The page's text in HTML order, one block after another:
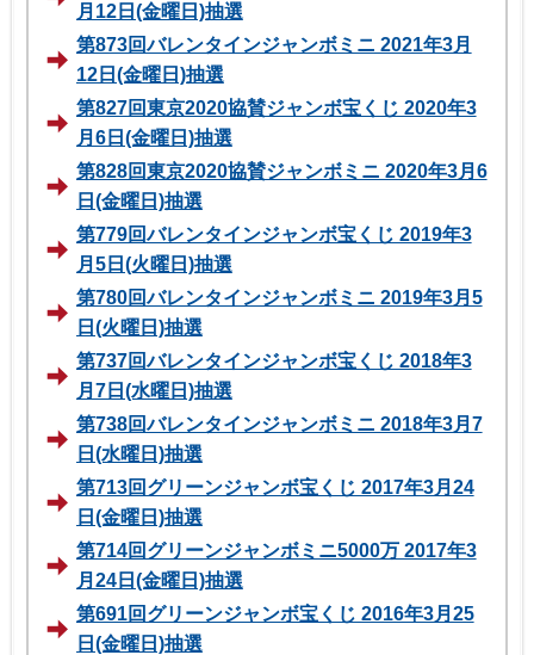
月12日(金曜日)抽選
第873回バレンタインジャンボミニ 2021年3月
12日(金曜日)抽選
第827回東京2020協賛ジャンボ宝くじ 2020年3
月6日(金曜日)抽選
第828回東京2020協賛ジャンボミニ 2020年3月6
日(金曜日)抽選
第779回バレンタインジャンボ宝くじ 2019年3
月5日(火曜日)抽選
第780回バレンタインジャンボミニ 2019年3月5
日(火曜日)抽選
第737回バレンタインジャンボ宝くじ 2018年3
月7日(水曜日)抽選
第738回バレンタインジャンボミニ 2018年3月7
日(水曜日)抽選
第713回グリーンジャンボ宝くじ 2017年3月24
日(金曜日)抽選
第714回グリーンジャンボミニ5000万 2017年3
月24日(金曜日)抽選
第691回グリーンジャンボ宝くじ 2016年3月25
日(金曜日)抽選